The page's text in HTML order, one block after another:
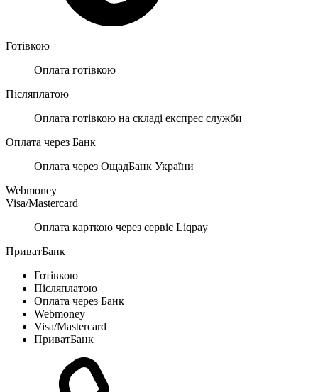
Готівкою
Оплата готівкою
Післяплатою
Оплата готівкою на складі експрес служби
Оплата через Банк
Оплата через ОщадБанк України
Webmoney
Visa/Mastercard
Оплата карткою через сервіс Liqpay
ПриватБанк
Готівкою
Післяплатою
Оплата через Банк
Webmoney
Visa/Mastercard
ПриватБанк